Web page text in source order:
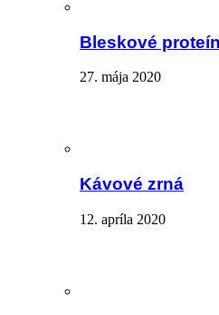
Bleskové
27. mája 2020
Kávové zrná
12. apríla 2020